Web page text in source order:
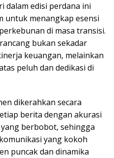
dalam edisi perdana ini
untuk menangkap esensi
di masa transisi.
bukan sekadar
keuangan, melainkan
peluh dan dedikasi di
dikerahkan secara
berita dengan akurasi
berbobot, sehingga
yang kokoh
puncak dan dinamika